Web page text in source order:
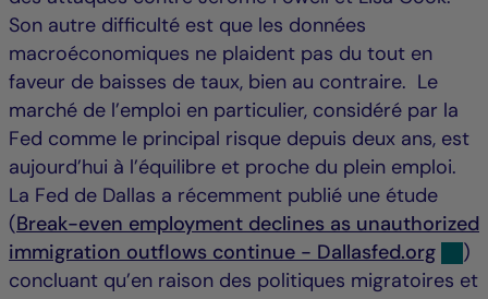
Son autre difficulté est que les données
macroéconomiques ne plaident pas du tout en
faveur de baisses de taux, bien au contraire. Le
marché de l’emploi en particulier, considéré par la
Fed comme le principal risque depuis deux ans, est
aujourd’hui à l’équilibre et proche du plein emploi.
La Fed de Dallas a récemment publié une étude
(Break-even employment declines as unauthorized
immigration outflows continue - Dallasfed.org
)
concluant qu’en raison des politiques migratoires et